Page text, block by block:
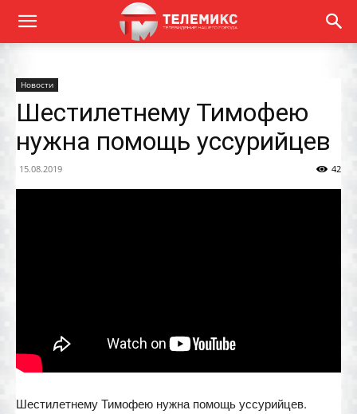
Новости
Шестилетнему Тимофею
нужна помощь уссурийцев
15.08.2019 42
Шестилетнему Тимофею нужна помощь уссурийцев.